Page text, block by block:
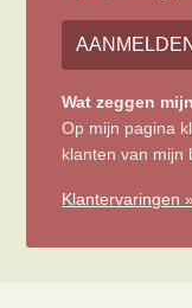
AANMELDEN
Wat zeggen
Op mijn pagina
klanten van mijn
Klantervaringen »